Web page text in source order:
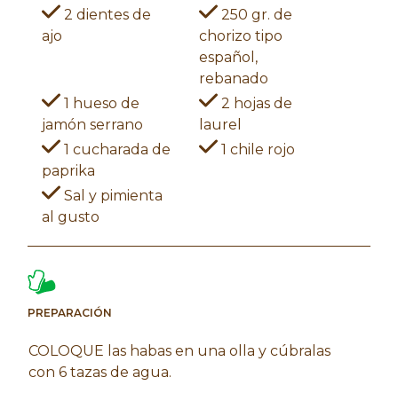
2 dientes de
ajo
250 gr. de
chorizo tipo
español,
rebanado
1 hueso de
jamón serrano
2 hojas de
laurel
1 cucharada de
paprika
1 chile rojo
Sal y pimienta
al gusto
PREPARACIÓN
COLOQUE las habas en una olla y cúbralas
con 6 tazas de agua.